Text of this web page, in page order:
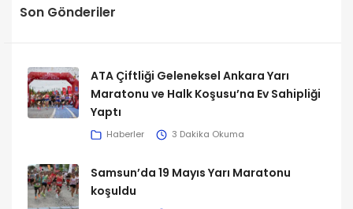
Son Gönderiler
ATA Çiftliği Geleneksel Ankara Yarı
Maratonu ve Halk Koşusu’na Ev Sahipliği
Yaptı
Haberler 3 Dakika Okuma
Samsun’da 19 Mayıs Yarı Maratonu
koşuldu